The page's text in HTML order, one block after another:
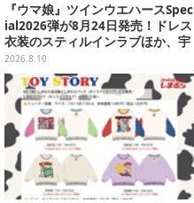
『ウマ娘』ツインウエハースSpec
ial2026弾が8月24日発売！ドレス
衣装のスティルインラブほか、宇
宙走娘<コスモピュエラ>など全30
種
2026.8.10